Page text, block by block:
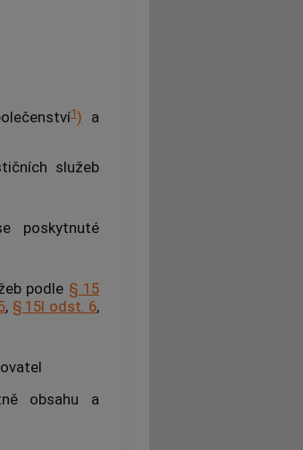
1) a
služeb
poskytnuté
podle § 15
, § 15l odst. 6,
obsahu a